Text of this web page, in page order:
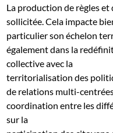
La production de règles
sollicitée. Cela impacte
particulier son échelon
également dans la
collective avec la
territorialisation des
de relations multi-
coordination entre les
sur la